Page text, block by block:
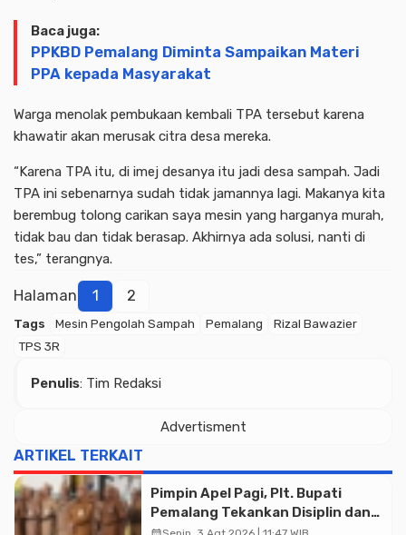
Baca juga:
PPKBD Pemalang Diminta Sampaikan Materi
PPA kepada Masyarakat
Warga menolak pembukaan kembali TPA tersebut karena
khawatir akan merusak citra desa mereka.
“Karena TPA itu, di imej desanya itu jadi desa sampah. Jadi
TPA ini sebenarnya sudah tidak jamannya lagi. Makanya kita
berembug tolong carikan saya mesin yang harganya murah,
tidak bau dan tidak berasap. Akhirnya ada solusi, nanti di
tes,” terangnya.
Halaman 1 2
Tags Mesin Pengolah Sampah Pemalang
Rizal Bawazier
TPS 3R
Penulis: Tim Redaksi
Advertisment
ARTIKEL TERKAIT
Pimpin Apel Pagi, Plt. Bupati
Pemalang Tekankan Disiplin dan
Soliditas ASN untuk Pelayanan